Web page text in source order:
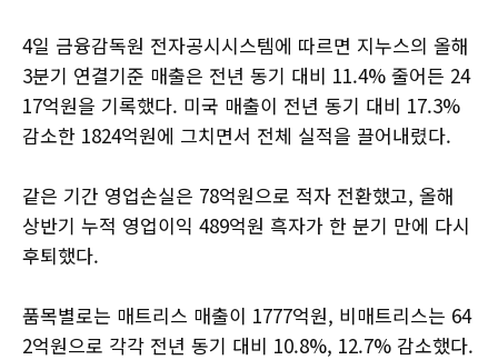
4일 금융감독원 전자공시시스템에 따르면 지누스의 올해
3분기 연결기준 매출은 전년 동기 대비 11.4% 줄어든 24
17억원을 기록했다. 미국 매출이 전년 동기 대비 17.3%
감소한 1824억원에 그치면서 전체 실적을 끌어내렸다.
같은 기간 영업손실은 78억원으로 적자 전환했고, 올해
상반기 누적 영업이익 489억원 흑자가 한 분기 만에 다시
후퇴했다.
품목별로는 매트리스 매출이 1777억원, 비매트리스는 64
2억원으로 각각 전년 동기 대비 10.8%, 12.7% 감소했다.